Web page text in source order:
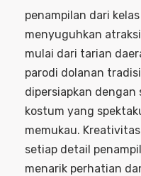
penampilan dari
menyuguhkan
mulai dari tarian
parodi dolanan
dipersiapkan dengan
kostum yang
memukau.
setiap detail
menarik perhatian